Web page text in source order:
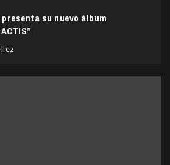
su nuevo álbum